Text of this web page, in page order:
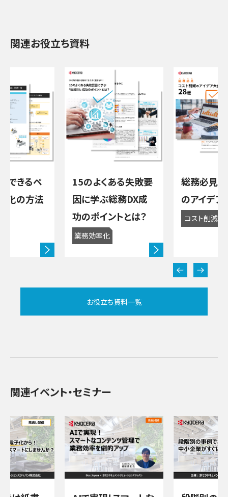
関連お役立ち資料
できるペ
化の方法
15のよくある失敗要
因に学ぶ総務DX成
功のポイントとは？
業務効率化
総務必見
のアイデ
コスト削減
お役立ち資料一覧
関連イベント・セミナー